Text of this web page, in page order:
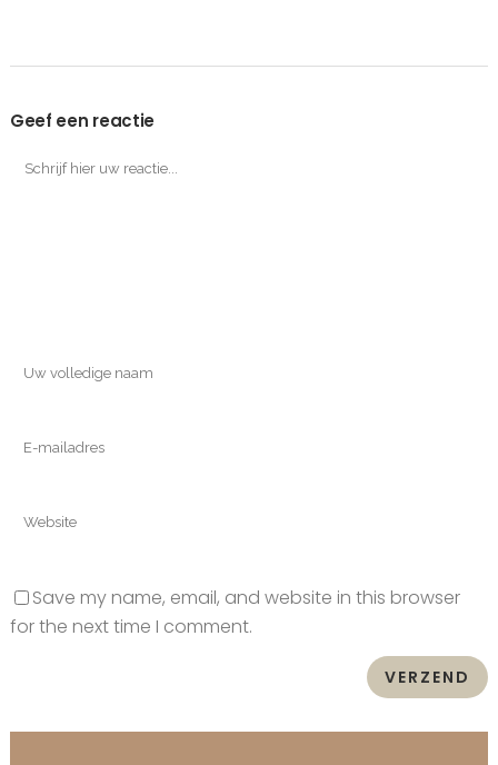
Geef een reactie
Save my name, email, and website in this browser
for the next time I comment.